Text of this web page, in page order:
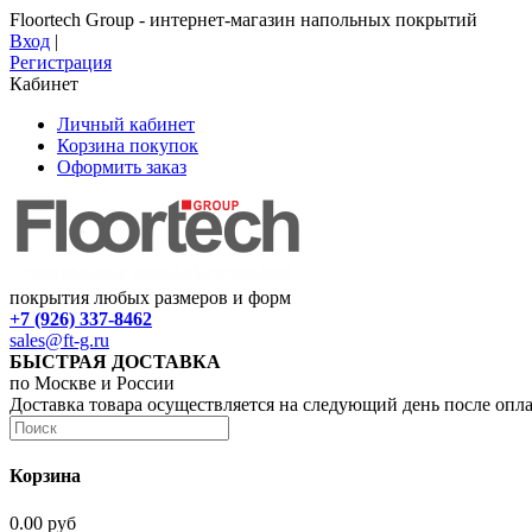
Floortech Group - интернет-магазин напольных покрытий
Вход |
Регистрация
Кабинет
Личный кабинет
Корзина покупок
Оформить заказ
покрытия любых размеров и форм
+7 (926) 337-8462
sales@ft-g.ru
БЫСТРАЯ ДОСТАВКА
по Москве и России
Доставка товара осуществляется на следующий день после
Корзина
0.00 руб